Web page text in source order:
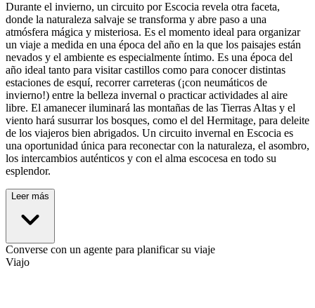
Durante el invierno, un circuito por Escocia revela otra faceta,
donde la naturaleza salvaje se transforma y abre paso a una
atmósfera mágica y misteriosa. Es el momento ideal para organizar
un viaje a medida en una época del año en la que los paisajes están
nevados y el ambiente es especialmente íntimo. Es una época del
año ideal tanto para visitar castillos como para conocer distintas
estaciones de esquí, recorrer carreteras (¡con neumáticos de
invierno!) entre la belleza invernal o practicar actividades al aire
libre. El amanecer iluminará las montañas de las Tierras Altas y el
viento hará susurrar los bosques, como el del Hermitage, para deleite
de los viajeros bien abrigados. Un circuito invernal en Escocia es
una oportunidad única para reconectar con la naturaleza, el asombro,
los intercambios auténticos y con el alma escocesa en todo su
esplendor.
Leer más
Converse con un agente para planificar su viaje
Viajo